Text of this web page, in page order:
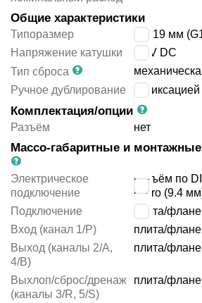
Общие характеристики
Типоразмер
EN 19 мм
Напряжение катушки
24 V DC
Тип сброса
Ручное дублирование
с фиксацией
Комплектация/опции
Разъём нет
Массо-габаритные и монтажные
Электрическое
подключение
разъём по
micro (9.4
Подключение
плита/
Вход (канал 1/P)
плита/
Выход (каналы 2/A,
4/B)
плита/
Выхлоп/сброс/дренаж
(каналы 3/R, 5/S)
плита/